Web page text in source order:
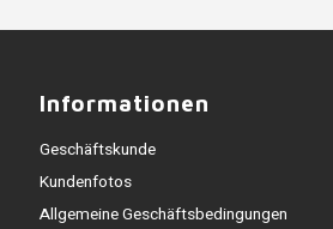
Informationen
Geschäftskunde
Kundenfotos
Allgemeine Geschäftsbedingungen